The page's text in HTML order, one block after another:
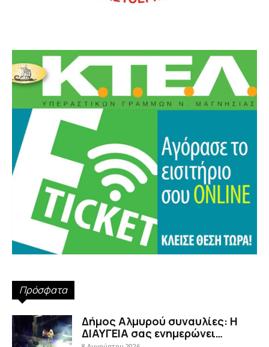
Πρόσφατα
Δήμος Αλμυρού συναυλίες: Η
ΔΙΑΥΓΕΙΑ σας ενημερώνει…